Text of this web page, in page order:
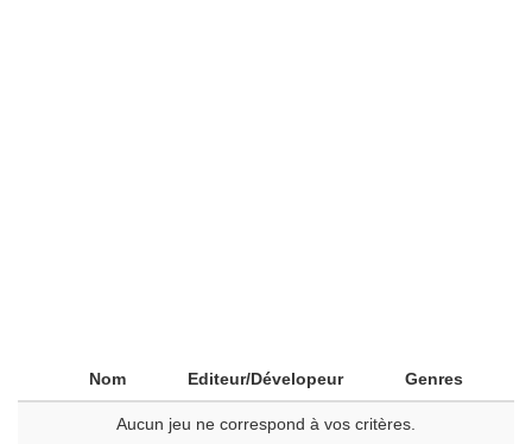
Nom Editeur/Dévelopeur Genres
Aucun jeu ne correspond à vos critères.